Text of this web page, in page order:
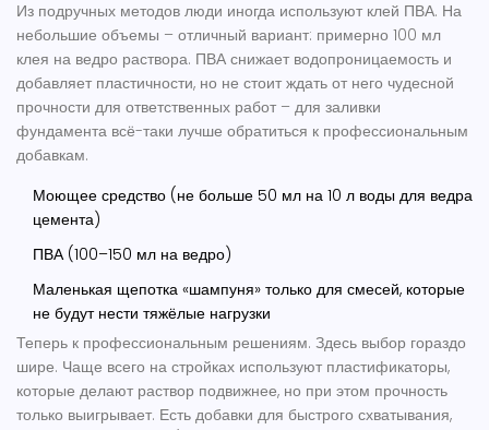
Из подручных методов люди иногда используют клей ПВА. На
небольшие объемы – отличный вариант: примерно 100 мл
клея на ведро раствора. ПВА снижает водопроницаемость и
добавляет пластичности, но не стоит ждать от него чудесной
прочности для ответственных работ – для заливки
фундамента всё-таки лучше обратиться к профессиональным
добавкам.
Моющее средство (не больше 50 мл на 10 л воды для ведра
цемента)
ПВА (100–150 мл на ведро)
Маленькая щепотка «шампуня» только для смесей, которые
не будут нести тяжёлые нагрузки
Теперь к профессиональным решениям. Здесь выбор гораздо
шире. Чаще всего на стройках используют пластификаторы,
которые делают раствор подвижнее, но при этом прочность
только выигрывает. Есть добавки для быстрого схватывания,